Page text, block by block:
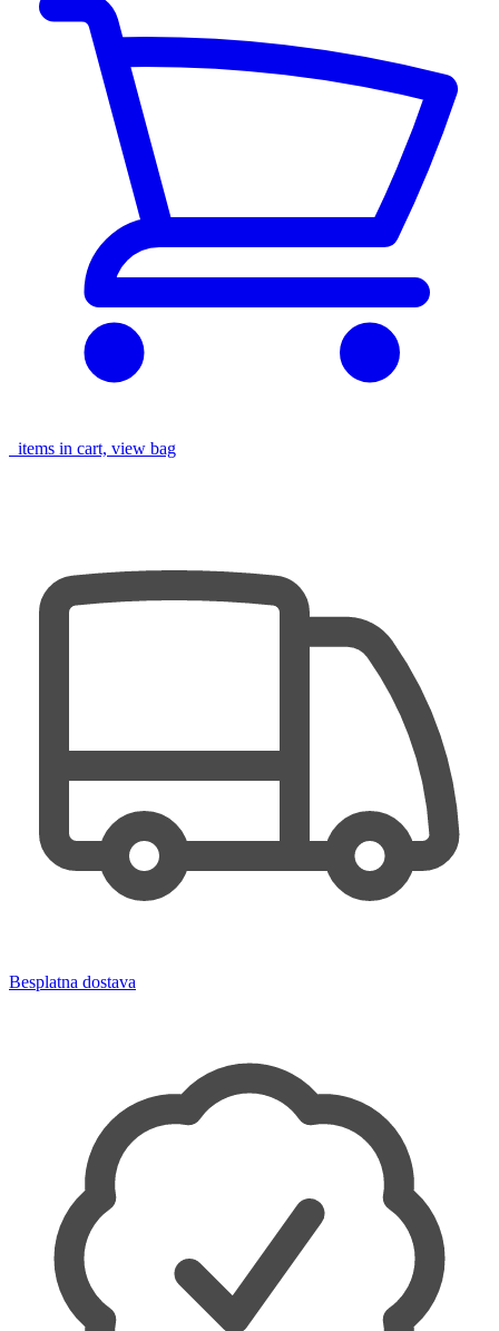
items in cart, view bag
Besplatna dostava